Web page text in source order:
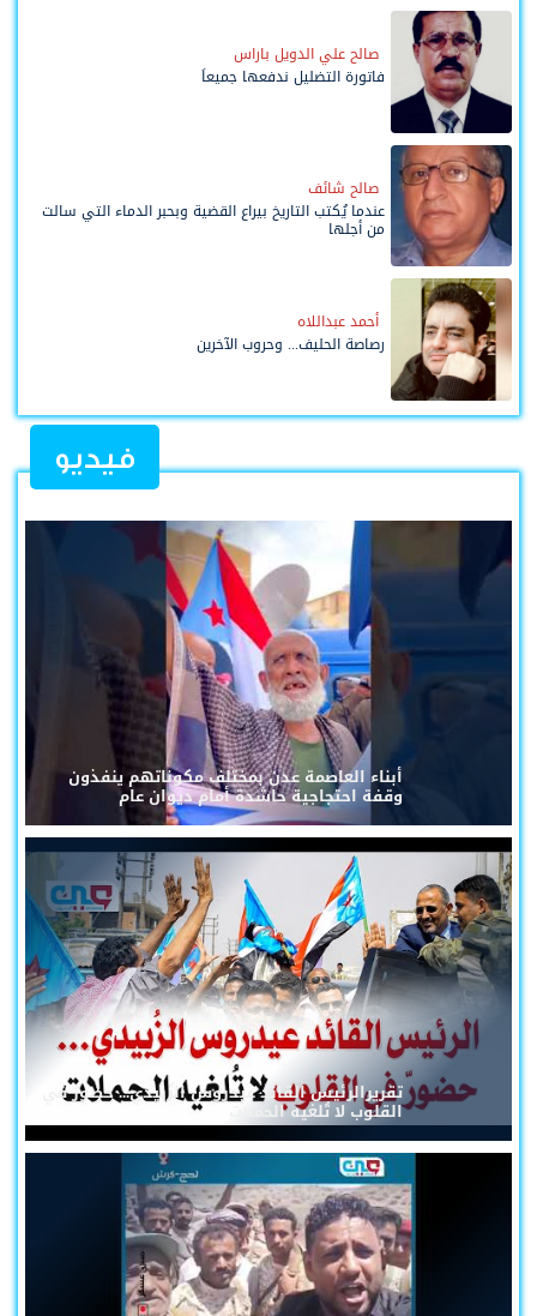
صالح علي الدويل باراس
فاتورة التضليل ندفعها جميعاً
صالح شائف
عندما يُكتب التاريخ بيراع القضية وبحبر الدماء التي سالت
من أجلها
أحمد عبداللاه
رصاصة الحليف... وحروب الآخرين
فيديو
أبناء العاصمة عدن بمختلف مكوناتهم ينفذون
وقفة احتجاجية حاشدة أمام ديوان عام
تقريرالرئيس القائد عيدروس الزُبيدي... حضورٌ في
القلوب لا تُلغيه الحملات